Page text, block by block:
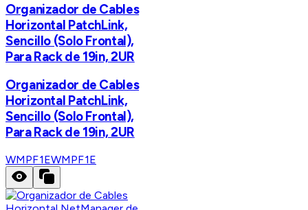
Organizador de Cables
Horizontal PatchLink,
Sencillo (Solo Frontal),
Para Rack de 19in, 2UR
Organizador de Cables
Horizontal PatchLink,
Sencillo (Solo Frontal),
Para Rack de 19in, 2UR
WMPF1EWMPF1E